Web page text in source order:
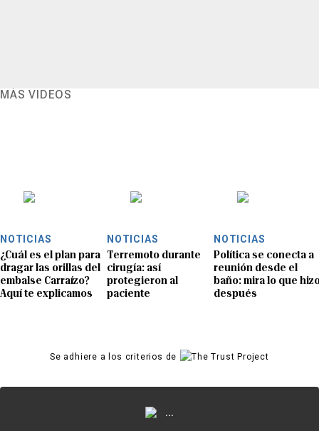
MÁS VIDEOS
NOTICIAS
¿Cuál es el plan para
dragar las orillas del
embalse Carraízo?
Aquí te explicamos
NOTICIAS
Terremoto durante
cirugía: así
protegieron al
paciente
NOTICIAS
Política se conecta a
reunión desde el
baño: mira lo que
después
Se adhiere a los criterios de
...